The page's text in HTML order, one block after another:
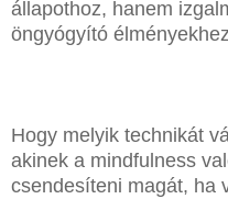
állapothoz, hanem
öngyógyító
Hogy melyik technikát
akinek a mindfulness
csendesíteni magát, ha